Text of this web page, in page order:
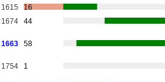
1615
16
1674 44
1663 58
1754 1